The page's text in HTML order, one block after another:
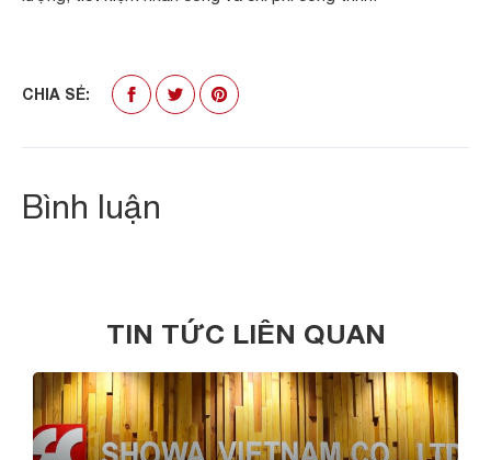
CHIA SẺ:
Bình luận
TIN TỨC LIÊN QUAN